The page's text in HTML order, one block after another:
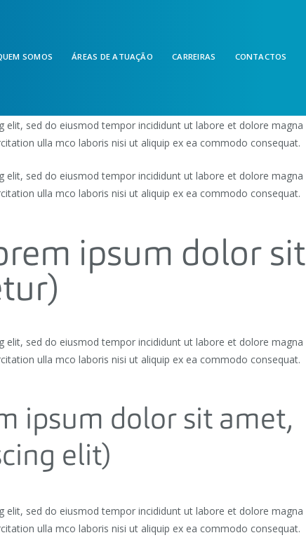
SOMOS ÁREAS DE ATUAÇÃO CARREIRAS CONTACTOS
sed do eiusmod tempor incididunt ut labore et dolore magna
ulla mco laboris nisi ut aliquip ex ea commodo consequat.
sed do eiusmod tempor incididunt ut labore et dolore magna
ulla mco laboris nisi ut aliquip ex ea commodo consequat.
ipsum dolor sit
sed do eiusmod tempor incididunt ut labore et dolore magna
ulla mco laboris nisi ut aliquip ex ea commodo consequat.
ipsum dolor sit amet,
elit)
sed do eiusmod tempor incididunt ut labore et dolore magna
ulla mco laboris nisi ut aliquip ex ea commodo consequat.